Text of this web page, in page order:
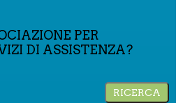
PER
DI ASSISTENZA?